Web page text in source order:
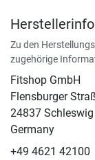
Zu den
zugehörige
Fitshop GmbH
Flensburger
24837 Schleswig
Germany
+49 4621 42100